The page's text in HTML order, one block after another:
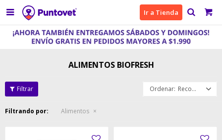
 Ir a Tienda
ALIMENTOS BIOFRESH
Recomendados
Filtrando por: Alimentos